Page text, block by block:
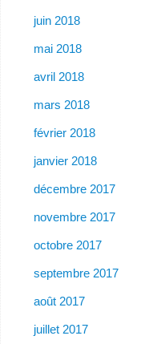
juin 2018
mai 2018
avril 2018
mars 2018
février 2018
janvier 2018
décembre 2017
novembre 2017
octobre 2017
septembre 2017
août 2017
juillet 2017